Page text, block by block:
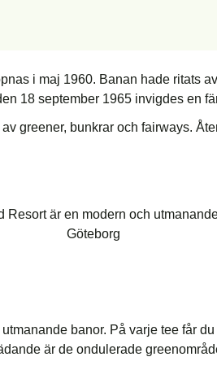
i maj 1960. Banan hade ritats
18 september 1965 invigdes en
greener, bunkrar och fairways.
banor. På varje tee får
är de ondulerade